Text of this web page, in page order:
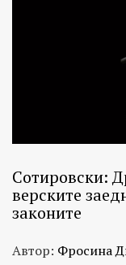
Сотировски:
верските
законите
Автор: Фросина